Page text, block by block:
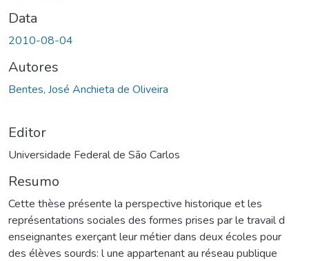
Data
2010-08-04
Autores
Bentes, José Anchieta de Oliveira
Editor
Universidade Federal de São Carlos
Resumo
Cette thèse présente la perspective historique et les
représentations sociales des formes prises par le travail d
enseignantes exerçant leur métier dans deux écoles pour
des élèves sourds: l une appartenant au réseau publique